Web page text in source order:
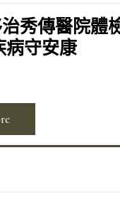
秀傳醫院體
病守安康